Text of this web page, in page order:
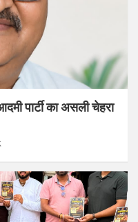
पार्टी का असली चेहरा